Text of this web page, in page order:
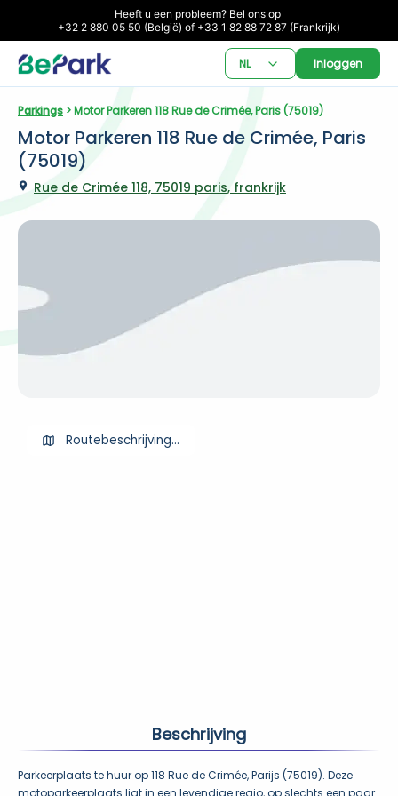
Heeft u een probleem? Bel ons op
+32 2 880 05 50 (België) of +33 1 82 88 72 87 (Frankrijk)
NL Inloggen
Parkings > Motor Parkeren 118 Rue de Crimée, Paris (75019)
Motor Parkeren 118 Rue de Crimée, Paris
(75019)
Rue de Crimée 118, 75019 paris, frankrijk
Routebeschrijving ophalen
Beschrijving
Parkeerplaats te huur op 118 Rue de Crimée, Parijs (75019). Deze
motoparkeerplaats ligt in een levendige regio, op slechts een paar